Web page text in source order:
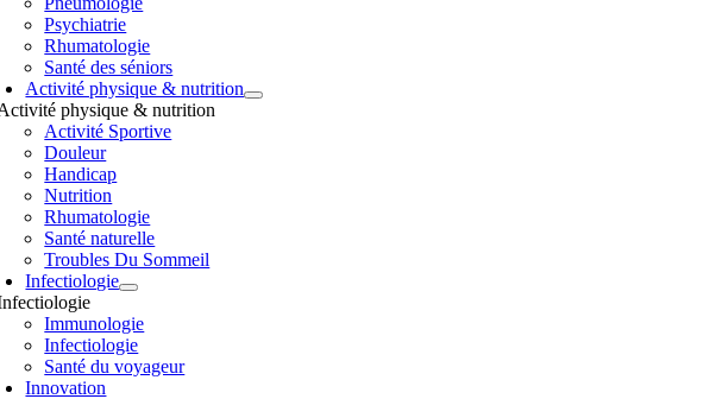
Psychiatrie
Rhumatologie
Santé des séniors
Activité physique & nutrition
physique & nutrition
Activité Sportive
Douleur
Handicap
Nutrition
Rhumatologie
Santé naturelle
Troubles Du Sommeil
Infectiologie
Immunologie
Infectiologie
Santé du voyageur
Innovation